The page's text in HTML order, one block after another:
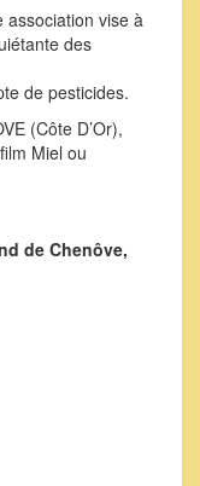
association vise à
des
de pesticides.
(Côte D’Or),
Miel ou
de Chenôve,